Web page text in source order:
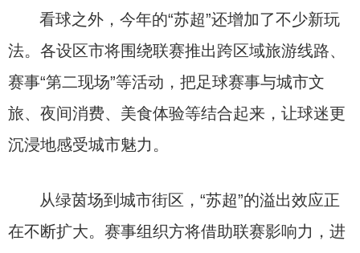
看球之外，今年的“苏超”还增加了不少新玩
法。各设区市将围绕联赛推出跨区域旅游线路、
赛事“第二现场”等活动，把足球赛事与城市文
旅、夜间消费、美食体验等结合起来，让球迷更
沉浸地感受城市魅力。
从绿茵场到城市街区，“苏超”的溢出效应正
在不断扩大。赛事组织方将借助联赛影响力，进